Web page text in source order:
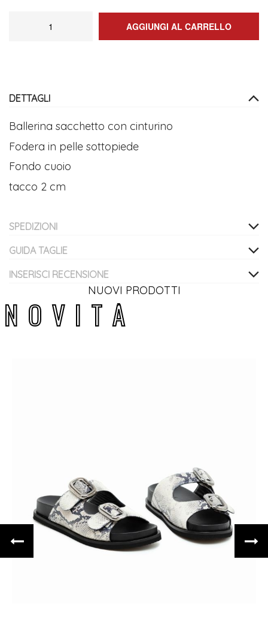
AGGIUNGI AL CARRELLO
DETTAGLI
Ballerina sacchetto con cinturino
Fodera in pelle sottopiede
Fondo cuoio
tacco 2 cm
SPEDIZIONI
GUIDA TAGLIE
INSERISCI RECENSIONE
NUOVI PRODOTTI
N OV ITÀ